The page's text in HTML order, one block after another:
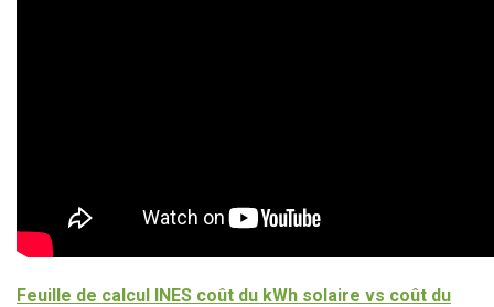
Feuille de calcul INES coût du kWh solaire vs coût du